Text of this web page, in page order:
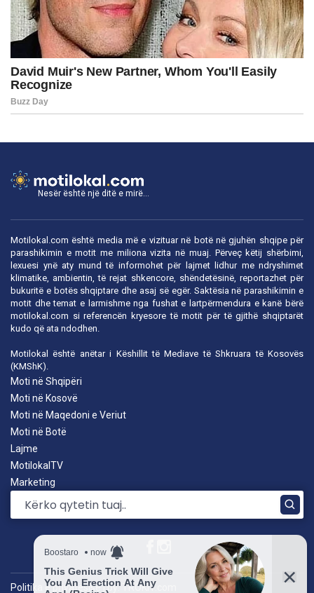
Nesër është një ditë e mirë...
Motilokal.com është media më e vizituar në botë në gjuhën shqipe për
parashikimin e motit me miliona vizita në muaj. Përveç këtij shërbimi,
lexuesi ynë aty mund të informohet për lajmet lidhur me ndryshimet
klimatike, ambientin, të rejat shkencore, shëndetësinë, reportazhet për
bukuritë e botës shqiptare dhe asaj së egër. Saktësia në parashikimin e
motit dhe temat e larmishme nga fushat e lartpërmendura e kanë bërë
motilokal.com si referencën kryesore të motit për të gjithë shqiptarët
kudo që ata ndodhen.
Motilokal është anëtar i Këshillit të Mediave të Shkruara të Kosovës
(KMShK).
Moti në Shqipëri
Moti në Kosovë
Moti në Maqedoni e Veriut
Moti në Botë
Lajme
MotilokalTV
Marketing
Politika e privatësisë|by: TROKIT.com